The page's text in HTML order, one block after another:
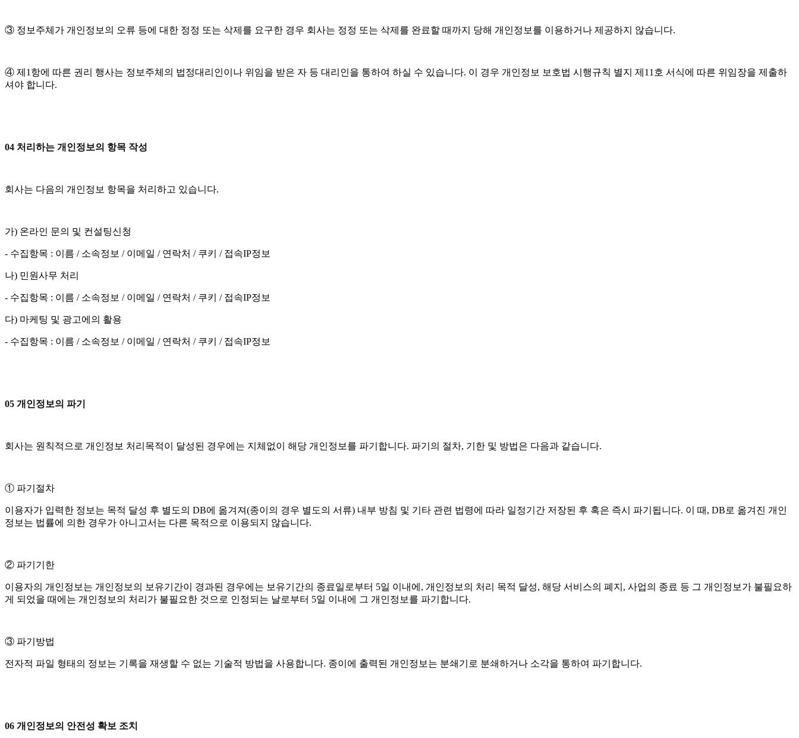
③ 정보주체가 개인정보의 오류 등에 대한 정정 또는 삭제를 요구한 경우 회사는 정정 또는 삭제를 완료할 때까지 당해 개인정보를 이용하거나 제공하지 않습니다.
④ 제1항에 따른 권리 행사는 정보주체의 법정대리인이나 위임을 받은 자 등 대리인을 통하여 하실 수 있습니다. 이 경우 개인정보 보호법 시행규칙 별지 제11호 서식에 따른 위임장을 제출하
셔야 합니다.
04 처리하는 개인정보의 항목 작성
회사는 다음의 개인정보 항목을 처리하고 있습니다.
가) 온라인 문의 및 컨설팅신청
- 수집항목 : 이름 / 소속정보 / 이메일 / 연락처 / 쿠키 / 접속IP정보
나) 민원사무 처리
- 수집항목 : 이름 / 소속정보 / 이메일 / 연락처 / 쿠키 / 접속IP정보
다) 마케팅 및 광고에의 활용
- 수집항목 : 이름 / 소속정보 / 이메일 / 연락처 / 쿠키 / 접속IP정보
05 개인정보의 파기
회사는 원칙적으로 개인정보 처리목적이 달성된 경우에는 지체없이 해당 개인정보를 파기합니다. 파기의 절차, 기한 및 방법은 다음과 같습니다.
① 파기절차
이용자가 입력한 정보는 목적 달성 후 별도의 DB에 옮겨져(종이의 경우 별도의 서류) 내부 방침 및 기타 관련 법령에 따라 일정기간 저장된 후 혹은 즉시 파기됩니다. 이 때, DB로 옮겨진 개인
정보는 법률에 의한 경우가 아니고서는 다른 목적으로 이용되지 않습니다.
② 파기기한
이용자의 개인정보는 개인정보의 보유기간이 경과된 경우에는 보유기간의 종료일로부터 5일 이내에, 개인정보의 처리 목적 달성, 해당 서비스의 폐지, 사업의 종료 등 그 개인정보가 불필요하
게 되었을 때에는 개인정보의 처리가 불필요한 것으로 인정되는 날로부터 5일 이내에 그 개인정보를 파기합니다.
③ 파기방법
전자적 파일 형태의 정보는 기록을 재생할 수 없는 기술적 방법을 사용합니다. 종이에 출력된 개인정보는 분쇄기로 분쇄하거나 소각을 통하여 파기합니다.
06 개인정보의 안전성 확보 조치